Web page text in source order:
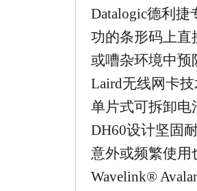
Datalogic德利捷
功的条形码上直
或嘈杂环境中预
Laird无线网卡
单片式可拆卸电
DH60设计坚固
意外或频繁使用
Wavelink®